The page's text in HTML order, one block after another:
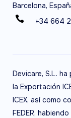
Barcelona,
+34 664
Devicare, S.L.
la Exportación
ICEX, así como
FEDER,